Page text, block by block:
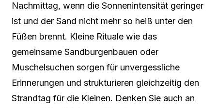
Nachmittag, wenn die Sonnenintensität geringer
ist und der Sand nicht mehr so heiß unter den
Füßen brennt. Kleine Rituale wie das
gemeinsame Sandburgenbauen oder
Muschelsuchen sorgen für unvergessliche
Erinnerungen und strukturieren gleichzeitig den
Strandtag für die Kleinen. Denken Sie auch an